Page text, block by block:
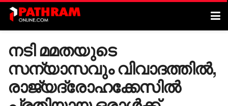
നടി മമതയുടെ
സന്യാസവും വിവാദത്തിൽ,
രാജ്യദ്രോഹക്കേസിൽ